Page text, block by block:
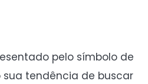
pelo símbolo de
tendência de buscar